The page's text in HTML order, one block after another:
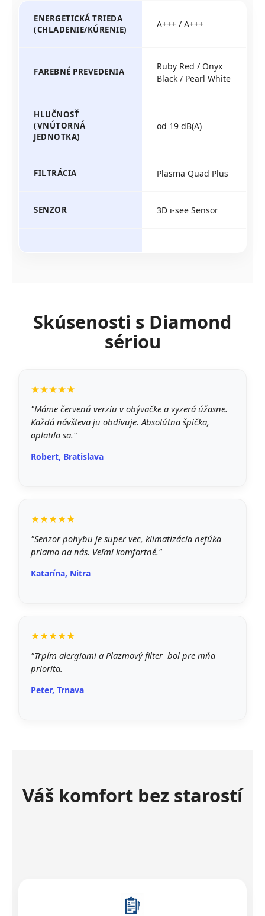
ENERGETICKÁ TRIEDA
(CHLADENIE/KÚRENIE)
A+++ / A+++
FAREBNÉ PREVEDENIA
Ruby Red / Onyx
Black / Pearl White
HLUČNOSŤ
(VNÚTORNÁ
JEDNOTKA)
od 19 dB(A)
FILTRÁCIA Plasma Quad Plus
SENZOR 3D i-see Sensor
Skúsenosti s Diamond
sériou
★★★★★
"Máme červenú verziu v obývačke a vyzerá úžasne.
Každá návšteva ju obdivuje. Absolútna špička,
oplatilo sa."
Robert, Bratislava
★★★★★
"Senzor pohybu je super vec, klimatizácia nefúka
priamo na nás. Veľmi komfortné."
Katarína, Nitra
★★★★★
"Trpím alergiami a Plazmový filter bol pre mňa
priorita.
Peter, Trnava
Váš komfort bez starostí